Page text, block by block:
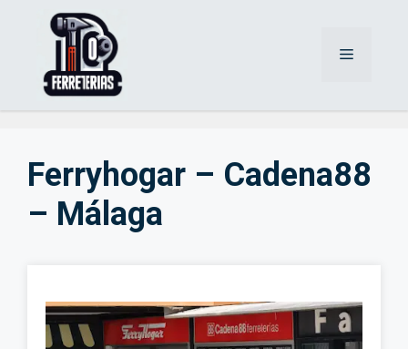
Menú
Ferryhogar – Cadena88
– Málaga